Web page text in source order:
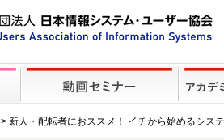
> 新人・配転者におススメ！ イチから始めるシス